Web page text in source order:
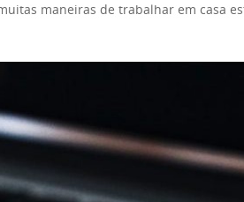
maneiras de trabalhar em casa
é muito fácil. Se você consegue ler e
qualquer plataforma de anúncio de
de onde estiver.
Como são fáceis de fazer e
Copiar dados de um formato para
marketing. Redação e redação de
domínio da escrita em inglês. Se